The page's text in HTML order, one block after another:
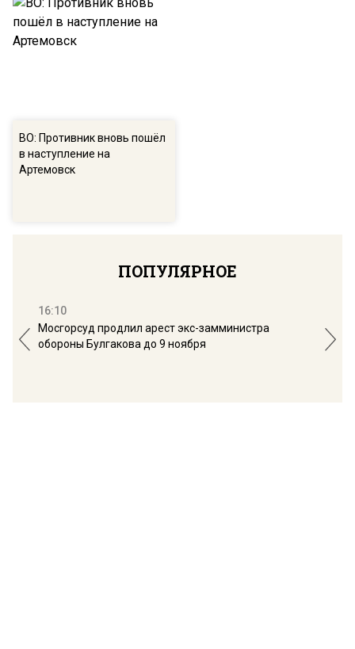
ВО: Противник вновь пошёл
в наступление на
Артемовск
ПОПУЛЯРНОЕ
16:10
Мосгорсуд продлил арест экс-замминистра
обороны Булгакова до 9 ноября